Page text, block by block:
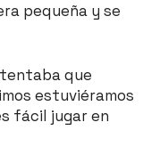
pequeña y se
que
estuviéramos
fácil jugar en